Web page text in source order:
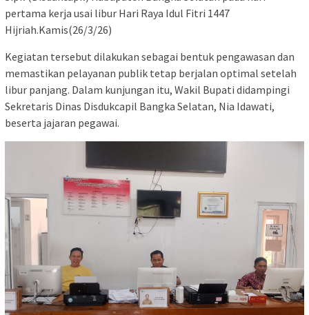
pertama kerja usai libur Hari Raya Idul Fitri 1447
Hijriah.Kamis(26/3/26)
Kegiatan tersebut dilakukan sebagai bentuk pengawasan dan
memastikan pelayanan publik tetap berjalan optimal setelah
libur panjang. Dalam kunjungan itu, Wakil Bupati didampingi
Sekretaris Dinas Disdukcapil Bangka Selatan, Nia Idawati,
beserta jajaran pegawai.